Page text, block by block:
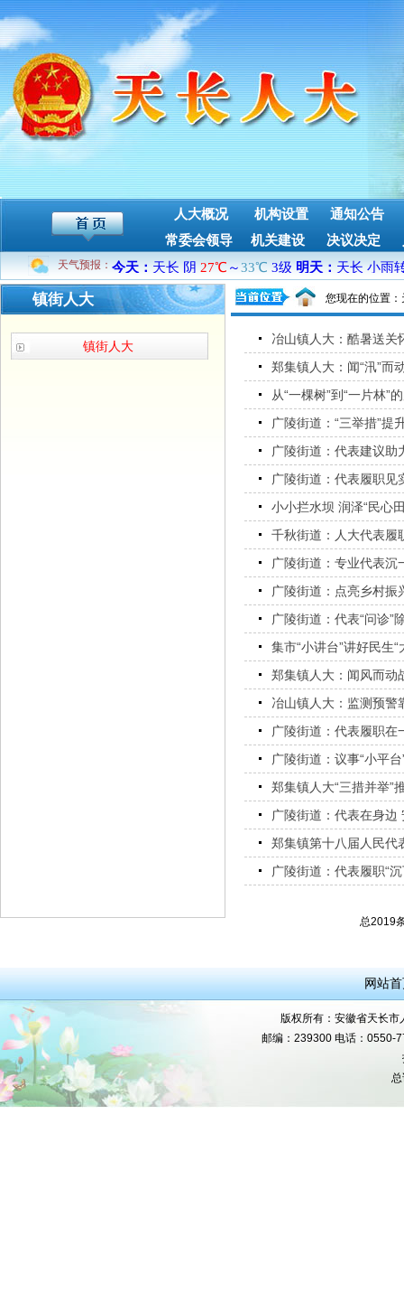
人大概况 机构设置
通知公告
常委会领导
机关建设 决议决定
天气预报：
镇街人大
镇街人大
您现在的位置：
冶山镇人大：酷暑送关
郑集镇人大：闻“汛”而
从“一棵树”到“一片林”
广陵街道：“三举措”提
广陵街道：代表建议助
广陵街道：代表履职见
小小拦水坝 润泽“民心
千秋街道：人大代表履
广陵街道：专业代表沉
广陵街道：点亮乡村振
广陵街道：代表“问诊”
集市“小讲台”讲好民生“
郑集镇人大：闻风而动
冶山镇人大：监测预警
广陵街道：代表履职在
广陵街道：议事“小平台
郑集镇人大“三措并举”
广陵街道：代表在身边
郑集镇第十八届人民代
广陵街道：代表履职“
总2019
网站
版权所有：安徽省天长
邮编：239300 电话：0550-